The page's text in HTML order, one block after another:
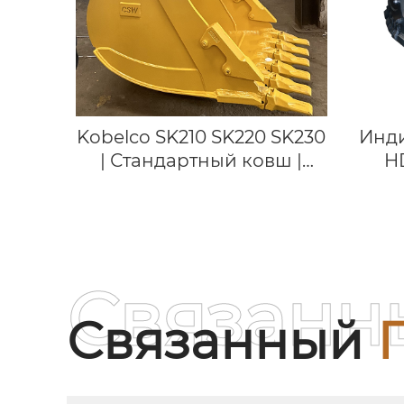
Kobelco SK210 SK220 SK230
| Стандартный ковш |
Связанный